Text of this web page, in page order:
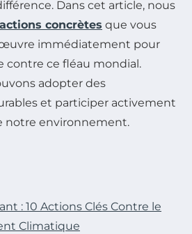
Dans cet article, nous
actions concrètes que vous
immédiatement pour
contre ce fléau mondial.
adopter des
et participer activement
notre environnement.
: 10 Actions Clés Contre le
Climatique